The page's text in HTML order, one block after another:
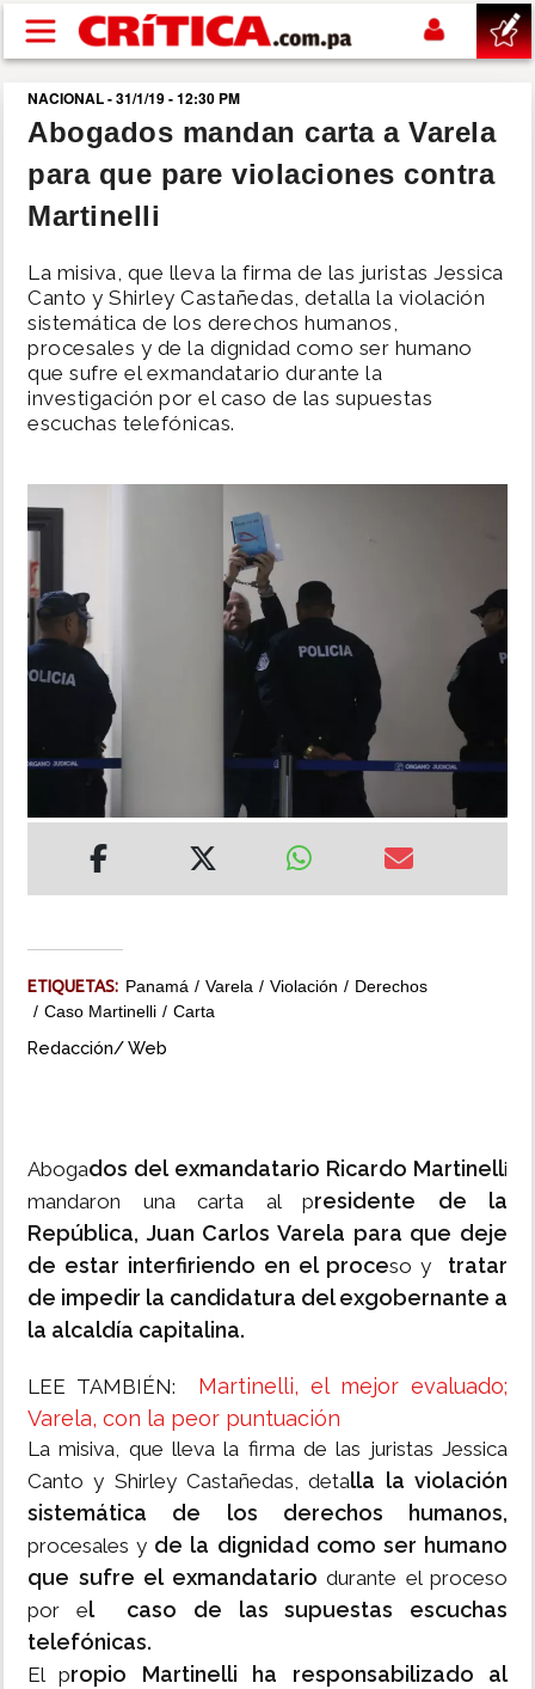
Pasar al contenido principal
buscar
SUCESOS
POLÍTICA
SHOW
MUNDO
INSÓLITAS
MULTIMEDIA
NACIONAL - 31/1/19 - 12:30 PM
Abogados mandan carta a Varela
para que pare violaciones contra
Martinelli
La misiva, que lleva la firma de las juristas Jessica
Canto y Shirley Castañedas, detalla la violación
sistemática de los derechos humanos,
procesales y de la dignidad como ser humano
que sufre el exmandatario durante la
investigación por el caso de las supuestas
escuchas telefónicas.
ETIQUETAS: Panamá Varela Violación
Derechos
Caso Martinelli
Carta
Redacción/ Web
Abogados del exmandatario Ricardo Martinelli
mandaron una carta al presidente de la
República, Juan Carlos Varela para que deje
de estar interfiriendo en el proceso y
tratar
de impedir la candidatura del exgobernante a
la alcaldía capitalina.
LEE TAMBIÉN: Martinelli, el mejor evaluado;
Varela, con la peor puntuación
La misiva, que lleva la firma de las juristas Jessica
Canto y Shirley Castañedas, detalla la violación
sistemática de los derechos humanos,
procesales y de la dignidad como ser humano
que sufre el exmandatario durante el proceso
por el caso de las supuestas escuchas
telefónicas.
El propio Martinelli ha responsabilizado al